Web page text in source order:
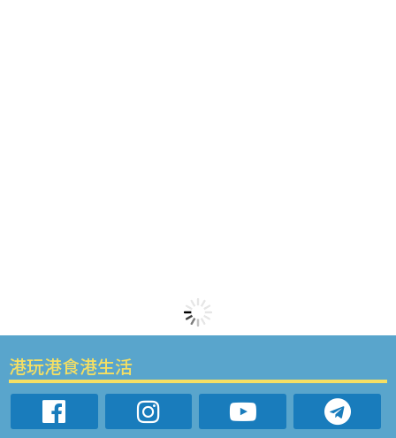
港玩港食港生活